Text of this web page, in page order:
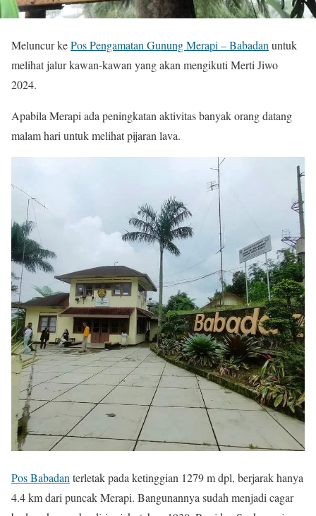
Meluncur kePos Pengamatan Gunung Merapi – Babadan untuk
melihat jalur kawan-kawan yang akan mengikuti Merti Jiwo
2024.
Apabila Merapi ada peningkatan aktivitas banyak orang datang
malam hari untuk melihat pijaran lava.
Pos Babadan terletak pada ketinggian 1279 m dpl, berjarak hanya
4.4 km dari puncak Merapi. Bangunannya sudah menjadi cagar